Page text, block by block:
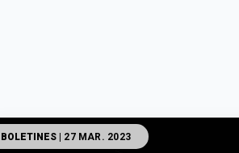
BOLETINES| 27 MAR. 2023